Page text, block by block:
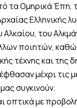
τα Ομηρικά Έπη,
Ελληνικής
του
ποιητών,
τέχνης και της
μέχρι τις
συγκινούν.
οπτικά με